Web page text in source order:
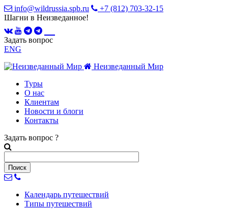
info@wildrussia.spb.ru
+7 (812) 703-32-15
Шагни в Неизведанное!
Задать вопрос
ENG
Неизведанный Мир
Туры
О нас
Клиентам
Новости и блоги
Контакты
Задать вопрос ?
Календарь путешествий
Типы путешествий